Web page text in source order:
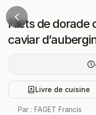
Filets de dorade
caviar
Livre de cuisine
Par : FAGET Francis